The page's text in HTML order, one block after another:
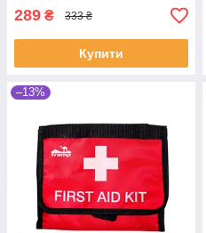
289 ₴ 333 ₴
Купити
–13%